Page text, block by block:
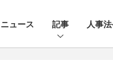
ニュース 記事 人事